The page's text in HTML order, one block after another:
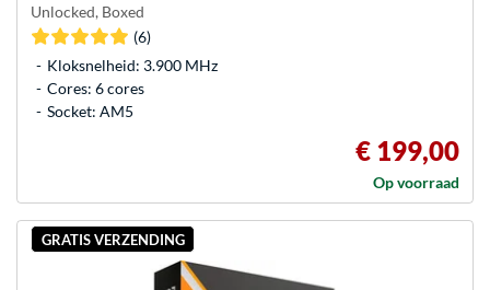
Unlocked, Boxed
(6)
Kloksnelheid: 3.900 MHz
Cores: 6 cores
Socket: AM5
€ 199,00
Op voorraad
GRATIS VERZENDING